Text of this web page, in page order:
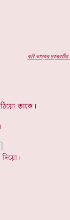
কবিভাস্কর চক্রবর্তীর